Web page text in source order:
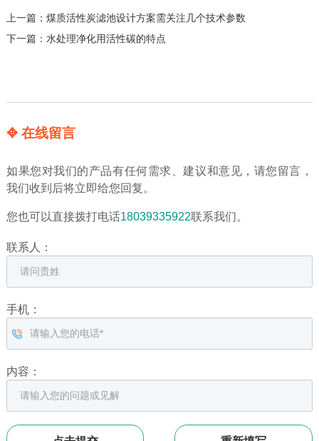
上一篇： 煤质活性炭滤池设计方案需关注几个技术参数
下一篇： 水处理净化用活性碳的特点
✥ 在线留言
如果您对我们的产品有任何需求、建议和意见，请您留言，
我们收到后将立即给您回复。
您也可以直接拨打电话18039335922联系我们。
联系人：
手机：
内容：